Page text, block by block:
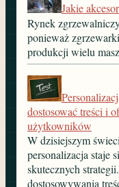
Jakie
Rynek
ponieważ
produkcji wielu
dostosować treści i
użytkowników
W dzisiejszym
personalizacja staje
skutecznych
dostosowywania